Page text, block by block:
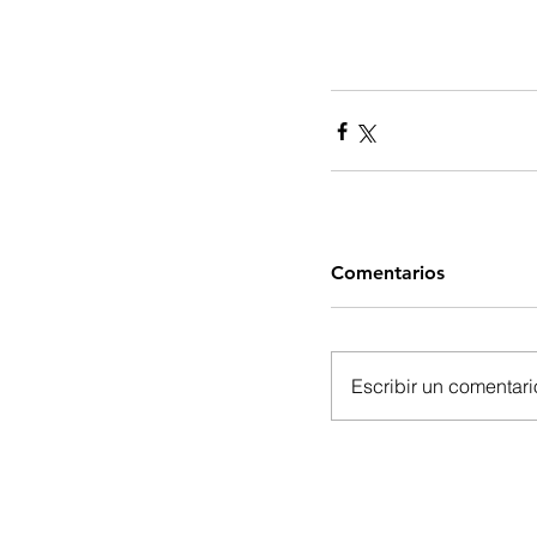
Comentarios
Escribir un